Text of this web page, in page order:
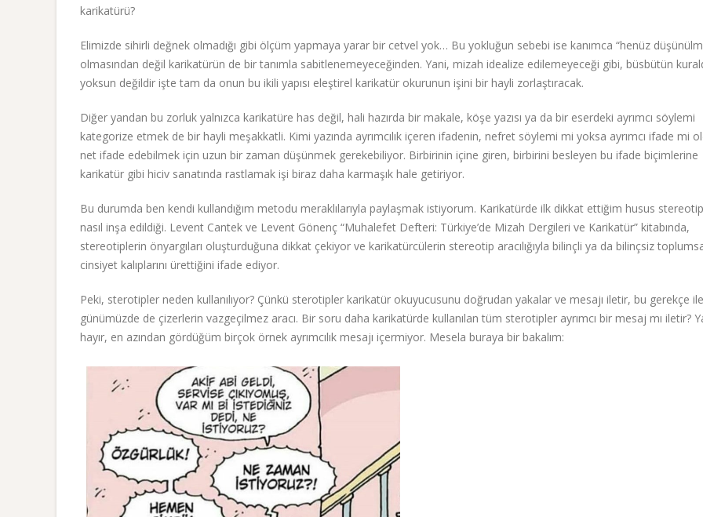
karikatürü?
Elimizde sihirli değnek olmadığı gibi ölçüm yapmaya yarar bir cetvel yok… Bu yokluğun sebebi ise kanımca “henüz
olmasından değil karikatürün de bir tanımla sabitlenemeyeceğinden. Yani, mizah idealize edilemeyeceği gibi, büsbütün
yoksun değildir işte tam da onun bu ikili yapısı eleştirel karikatür okurunun işini bir hayli zorlaştıracak.
Diğer yandan bu zorluk yalnızca karikatüre has değil, hali hazırda bir makale, köşe yazısı ya da bir eserdeki ayrımcı söylemi
kategorize etmek de bir hayli meşakkatli. Kimi yazında ayrımcılık içeren ifadenin, nefret söylemi mi yoksa ayrımcı ifade mi
net ifade edebilmek için uzun bir zaman düşünmek gerekebiliyor. Birbirinin içine giren, birbirini besleyen bu ifade biçimlerine
karikatür gibi hiciv sanatında rastlamak işi biraz daha karmaşık hale getiriyor.
Bu durumda ben kendi kullandığım metodu meraklılarıyla paylaşmak istiyorum. Karikatürde ilk dikkat ettiğim husus
nasıl inşa edildiği. Levent Cantek ve Levent Gönenç “Muhalefet Defteri: Türkiye’de Mizah Dergileri ve Karikatür” kitabında,
stereotiplerin önyargıları oluşturduğuna dikkat çekiyor ve karikatürcülerin stereotip aracılığıyla bilinçli ya da bilinçsiz
cinsiyet kalıplarını ürettiğini ifade ediyor.
Peki, sterotipler neden kullanılıyor? Çünkü sterotipler karikatür okuyucusunu doğrudan yakalar ve mesajı iletir, bu gerekçe ile
günümüzde de çizerlerin vazgeçilmez aracı. Bir soru daha karikatürde kullanılan tüm sterotipler ayrımcı bir mesaj mı iletir?
hayır, en azından gördüğüm birçok örnek ayrımcılık mesajı içermiyor. Mesela buraya bir bakalım: